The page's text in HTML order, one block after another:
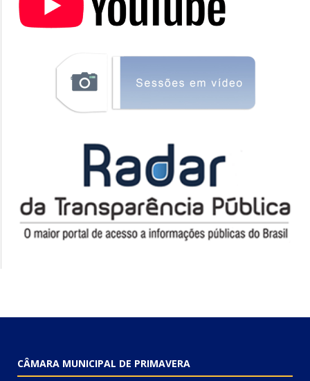
CÂMARA MUNICIPAL DE PRIMAVERA